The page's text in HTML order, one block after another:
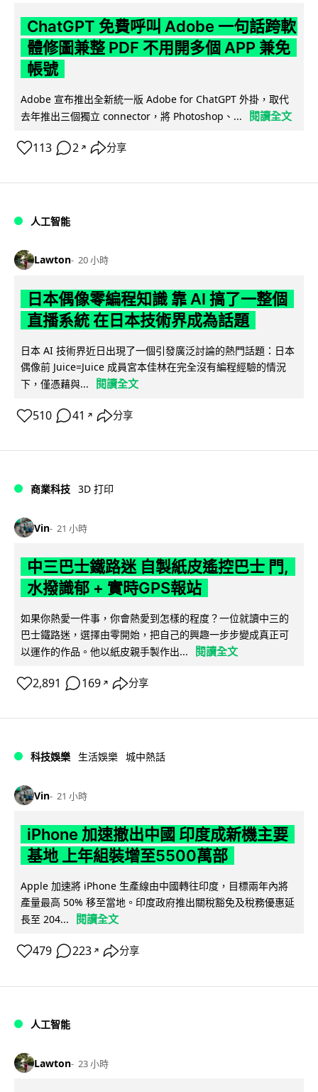
ChatGPT 免費呼叫 Adobe 一句話跨軟
體修圖兼整 PDF 不用開多個 APP 兼免
帳號
Adobe 宣布推出全新統一版 Adobe for ChatGPT 外掛，取代
去年推出三個獨立 connector，將 Photoshop、...
閱讀全文
113 2 ↗ 分享
人工智能
Lawton 20 小時
日本偶像零編程知識 靠 AI 搞了一整個
直播系統 在日本技術界成為話題
日本 AI 技術界近日出現了一個引發廣泛討論的熱門話題：日本
偶像前 Juice=Juice 成員宮本佳林在完全沒有編程經驗的情況
下，僅憑藉與...
閱讀全文
510 41 ↗ 分享
商業科技 3D 打印
Vin 21 小時
中三巴士鐵路迷 自製紙皮遙控巴士 門,
水撥識郁 + 實時GPS報站
如果你熱愛一件事，你會熱愛到怎樣的程度？一位就讀中三的
巴士鐵路迷，選擇由零開始，把自己的興趣一步步變成真正可
以運作的作品。他以紙皮親手製作出...
閱讀全文
2,891 169 ↗ 分享
科技娛樂 生活娛樂 城中熱話
Vin 21 小時
iPhone 加速撤出中國 印度成新機主要
基地 上年組裝增至5500萬部
Apple 加速將 iPhone 生產線由中國轉往印度，目標兩年內將
產量最高 50% 移至當地。印度政府推出關稅豁免及稅務優惠延
長至 204...
閱讀全文
479 223 ↗ 分享
人工智能
Lawton 23 小時